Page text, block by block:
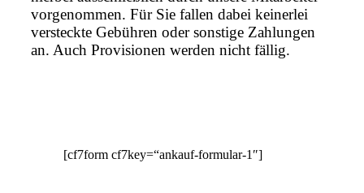
vorgenommen. Für Sie fallen dabei keinerlei
versteckte Gebühren oder sonstige Zahlungen
an. Auch Provisionen werden nicht fällig.
[cf7form cf7key=“ankauf-formular-1″]